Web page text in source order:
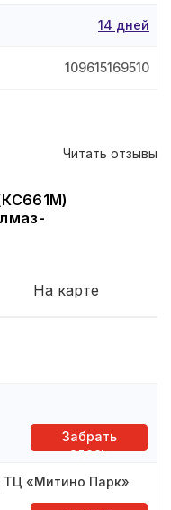
На карте
Забрать
здесь
ТЦ «Митино Парк»
14 дней
109615169510
Читать отзывы